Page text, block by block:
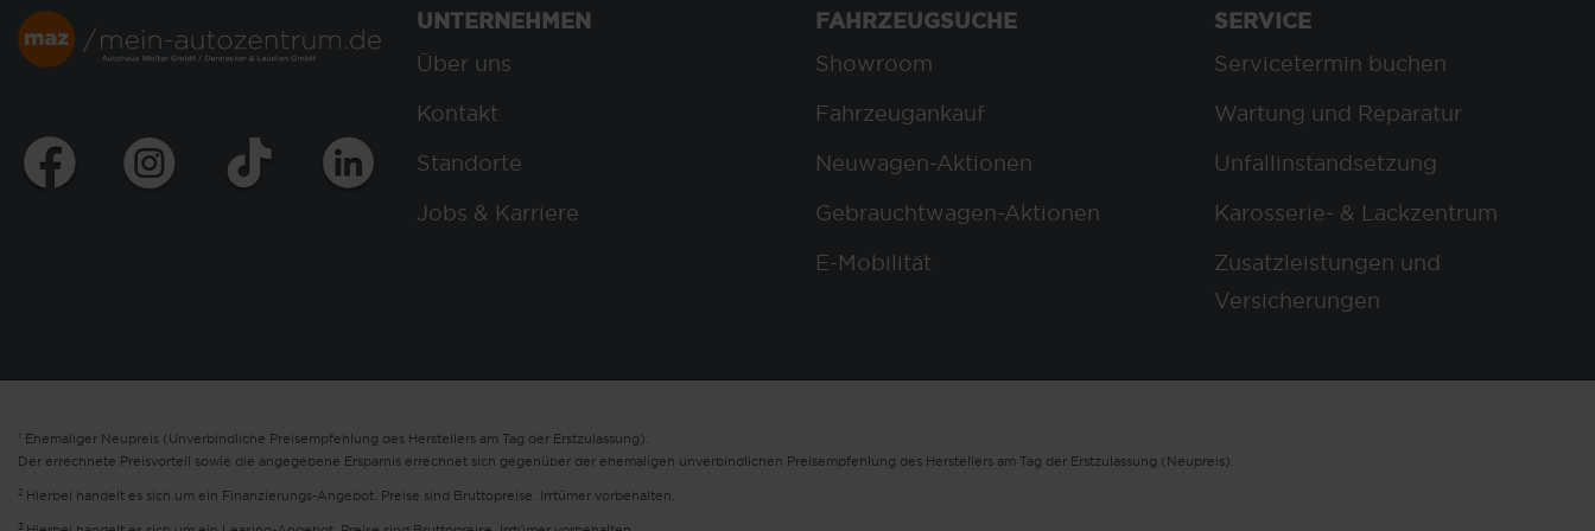
UNTERNEHMEN
Über uns
Kontakt
Standorte
Jobs & Karriere
FAHRZEUGSUCHE
Showroom
Fahrzeugankauf
Neuwagen-Aktionen
Gebrauchtwagen-Aktionen
E-Mobilität
SERVICE
Servicetermin buchen
Wartung und Reparatur
Unfallinstandsetzung
Karosserie- & Lackzentrum
Zusatzleistungen und
Versicherungen
1 Ehemaliger Neupreis (Unverbindliche Preisempfehlung des Herstellers am Tag der Erstzulassung).
Der errechnete Preisvorteil sowie die angegebene Ersparnis errechnet sich gegenüber der ehemaligen unverbindlichen Preisempfehlung des Herstellers am Tag der Erstzulassung (Neupreis).
2 Hierbei handelt es sich um ein Finanzierungs-Angebot. Preise sind Bruttopreise. Irrtümer vorbehalten.
3